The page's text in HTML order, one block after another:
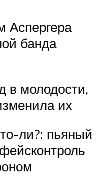
Аспергера
банда
в молодости,
их
ли?: пьяный